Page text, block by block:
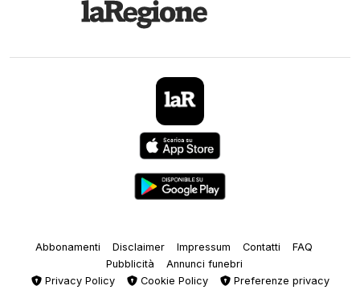
Abbonamenti Disclaimer Impressum Contatti
FAQ
Pubblicità
Annunci funebri
Privacy Policy
Cookie Policy Preferenze privacy